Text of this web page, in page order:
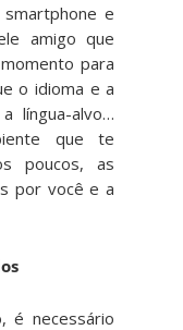
e
amigo que
para
o idioma e a
língua-alvo…
que te
poucos, as
por você e a
é necessário